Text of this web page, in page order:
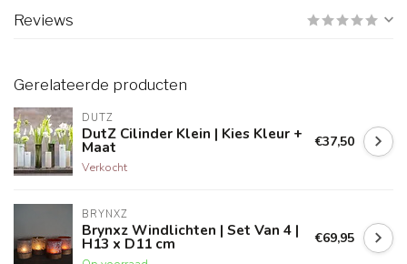
Reviews
Gerelateerde producten
DUTZ
DutZ Cilinder Klein | Kies Kleur +
Maat
Verkocht
€37,50
BRYNXZ
Brynxz Windlichten | Set Van 4 |
H13 x D11 cm €69,95